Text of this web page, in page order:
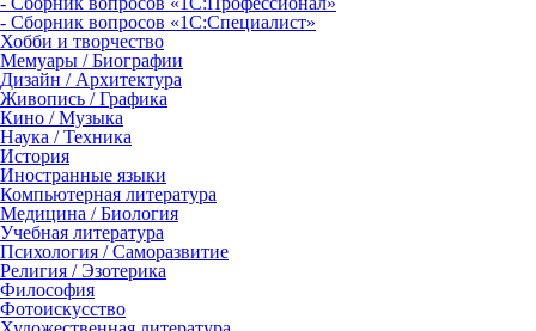
- Сборник вопросов «1С:Специалист»
Хобби и творчество
Мемуары / Биографии
Дизайн / Архитектура
Живопись / Графика
Кино / Музыка
Наука / Техника
История
Иностранные языки
Компьютерная литература
Медицина / Биология
Учебная литература
Психология / Саморазвитие
Религия / Эзотерика
Философия
Фотоискусство